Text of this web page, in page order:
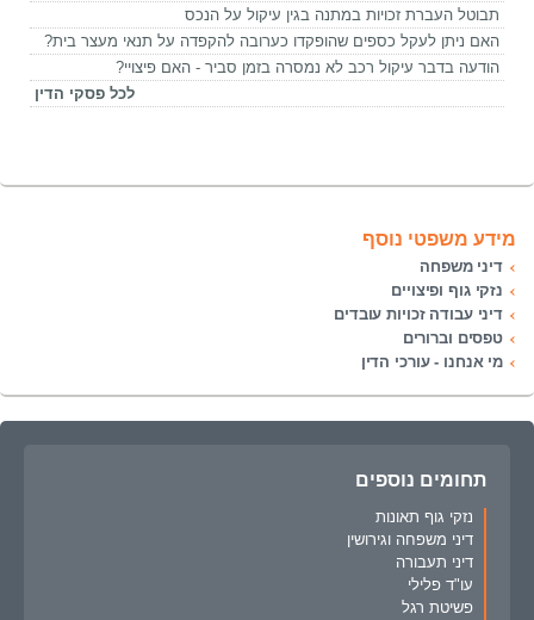
תבוטל העברת זכויות במתנה בגין עיקול על הנכס
האם ניתן לעקל כספים שהופקדו כערובה להקפדה על תנאי מעצר בית?
הודעה בדבר עיקול רכב לא נמסרה בזמן סביר - האם פיצויי?
לכל פסקי הדין
מידע משפטי נוסף
דיני משפחה
נזקי גוף ופיצויים
דיני עבודה זכויות עובדים
טפסים וברורים
מי אנחנו - עורכי הדין
תחומים נוספים
נזקי גוף תאונות
דיני משפחה וגירושין
דיני תעבורה
עו"ד פלילי
פשיטת רגל